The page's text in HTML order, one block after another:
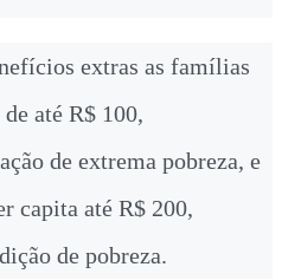
extras as famílias
até R$ 100,
de extrema pobreza, e
capita até R$ 200,
de pobreza.